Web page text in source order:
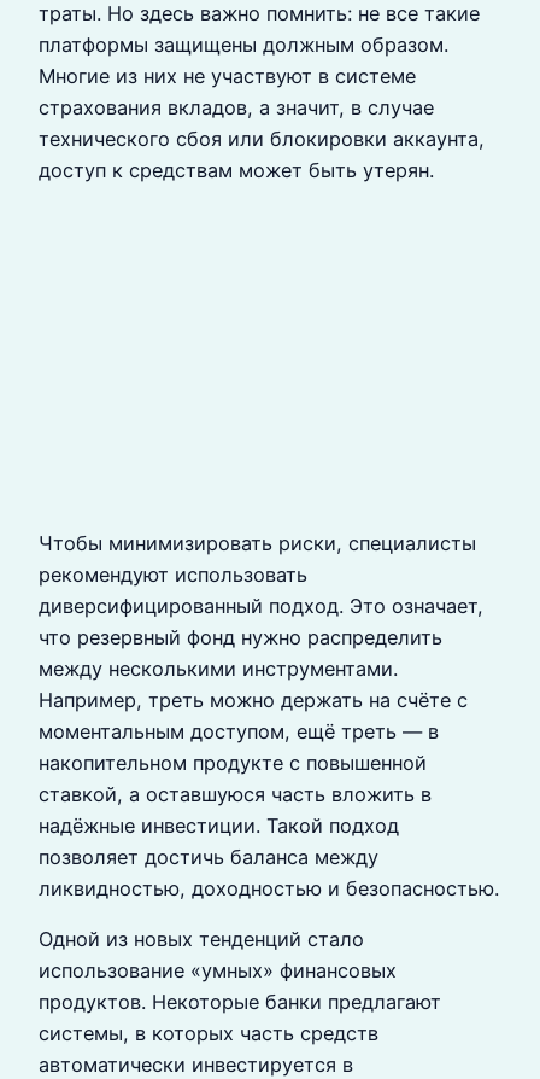
траты. Но здесь важно помнить: не все такие
платформы защищены должным образом.
Многие из них не участвуют в системе
страхования вкладов, а значит, в случае
технического сбоя или блокировки аккаунта,
доступ к средствам может быть утерян.
Чтобы минимизировать риски, специалисты
рекомендуют использовать
диверсифицированный подход. Это означает,
что резервный фонд нужно распределить
между несколькими инструментами.
Например, треть можно держать на счёте с
моментальным доступом, ещё треть — в
накопительном продукте с повышенной
ставкой, а оставшуюся часть вложить в
надёжные инвестиции. Такой подход
позволяет достичь баланса между
ликвидностью, доходностью и безопасностью.
Одной из новых тенденций стало
использование «умных» финансовых
продуктов. Некоторые банки предлагают
системы, в которых часть средств
автоматически инвестируется в